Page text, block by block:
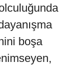
boşa